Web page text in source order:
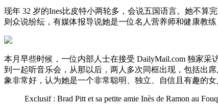
现年 32 岁的Ines比皮特小两轮多，会说五国语言。她不算
则众说纷纭，有媒体报导说她是一位名人营养师和健康教
本月早些时候，一位内部人士在接受 DailyMail.com 独家
到一起听音乐会，从那以后，两人多次同框出现，包括出
象非常好，认为她是一个非常聪明、独立、自信且有趣的
Exclusif : Brad Pitt et sa petite amie Inès de Ramon au